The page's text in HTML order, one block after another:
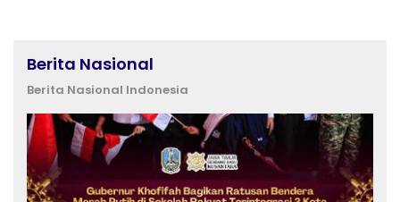
Berita Nasional
Berita Nasional Indonesia